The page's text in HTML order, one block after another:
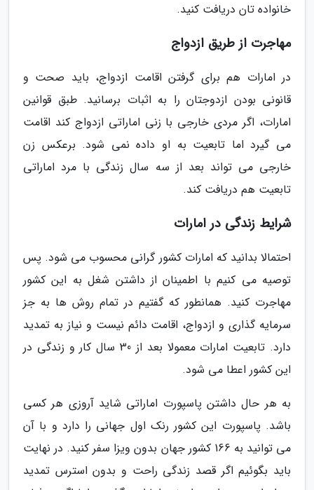
خانواده تان دریافت کنید.
مهاجرت از طریق ازدواج
در امارات هم برای گرفتن اقامت ازدواج، باید صحت و
قانونی بودن ازدوجتان را به اثبات برسانید. طبق قوانین
امارات، اگر مردی خارجی با زنی اماراتی ازدواج کند اقامت
می گیرد اما تابعیت به او داده نمی شود. برعکس زن
خارجی می تواند بعد از سه سال زندگی با مرد اماراتی
تابعیت هم دریافت کند.
شرایط زندگی در امارات
احتمالا بدانید که امارات کشور گرانی محسوب می شود. پس
توصیه می کنیم با اطمینان از داشتن شغل به این کشور
مهاجرت کنید. همانطور که گفتیم در تمام روش ها به جز
سرمایه گذاری و ازدواج، اقامت دائم نیست و نیاز به تمدید
دارد. تابعیت امارات معمولا بعد از 30 سال کار و زندگی در
این کشور اعطا می شود.
به هر حال داشتن پاسپورت اماراتی شاید آروزی هر کسی
باشد. پاسپورت این کشور رنک اول جهانی را دارد و با آن
می توانید به 166 کشور جهان بدون ویزا سفر کنید. در نهایت
باید بگوئیم اگر قصد زندگی راحت و بدون استرس تمدید